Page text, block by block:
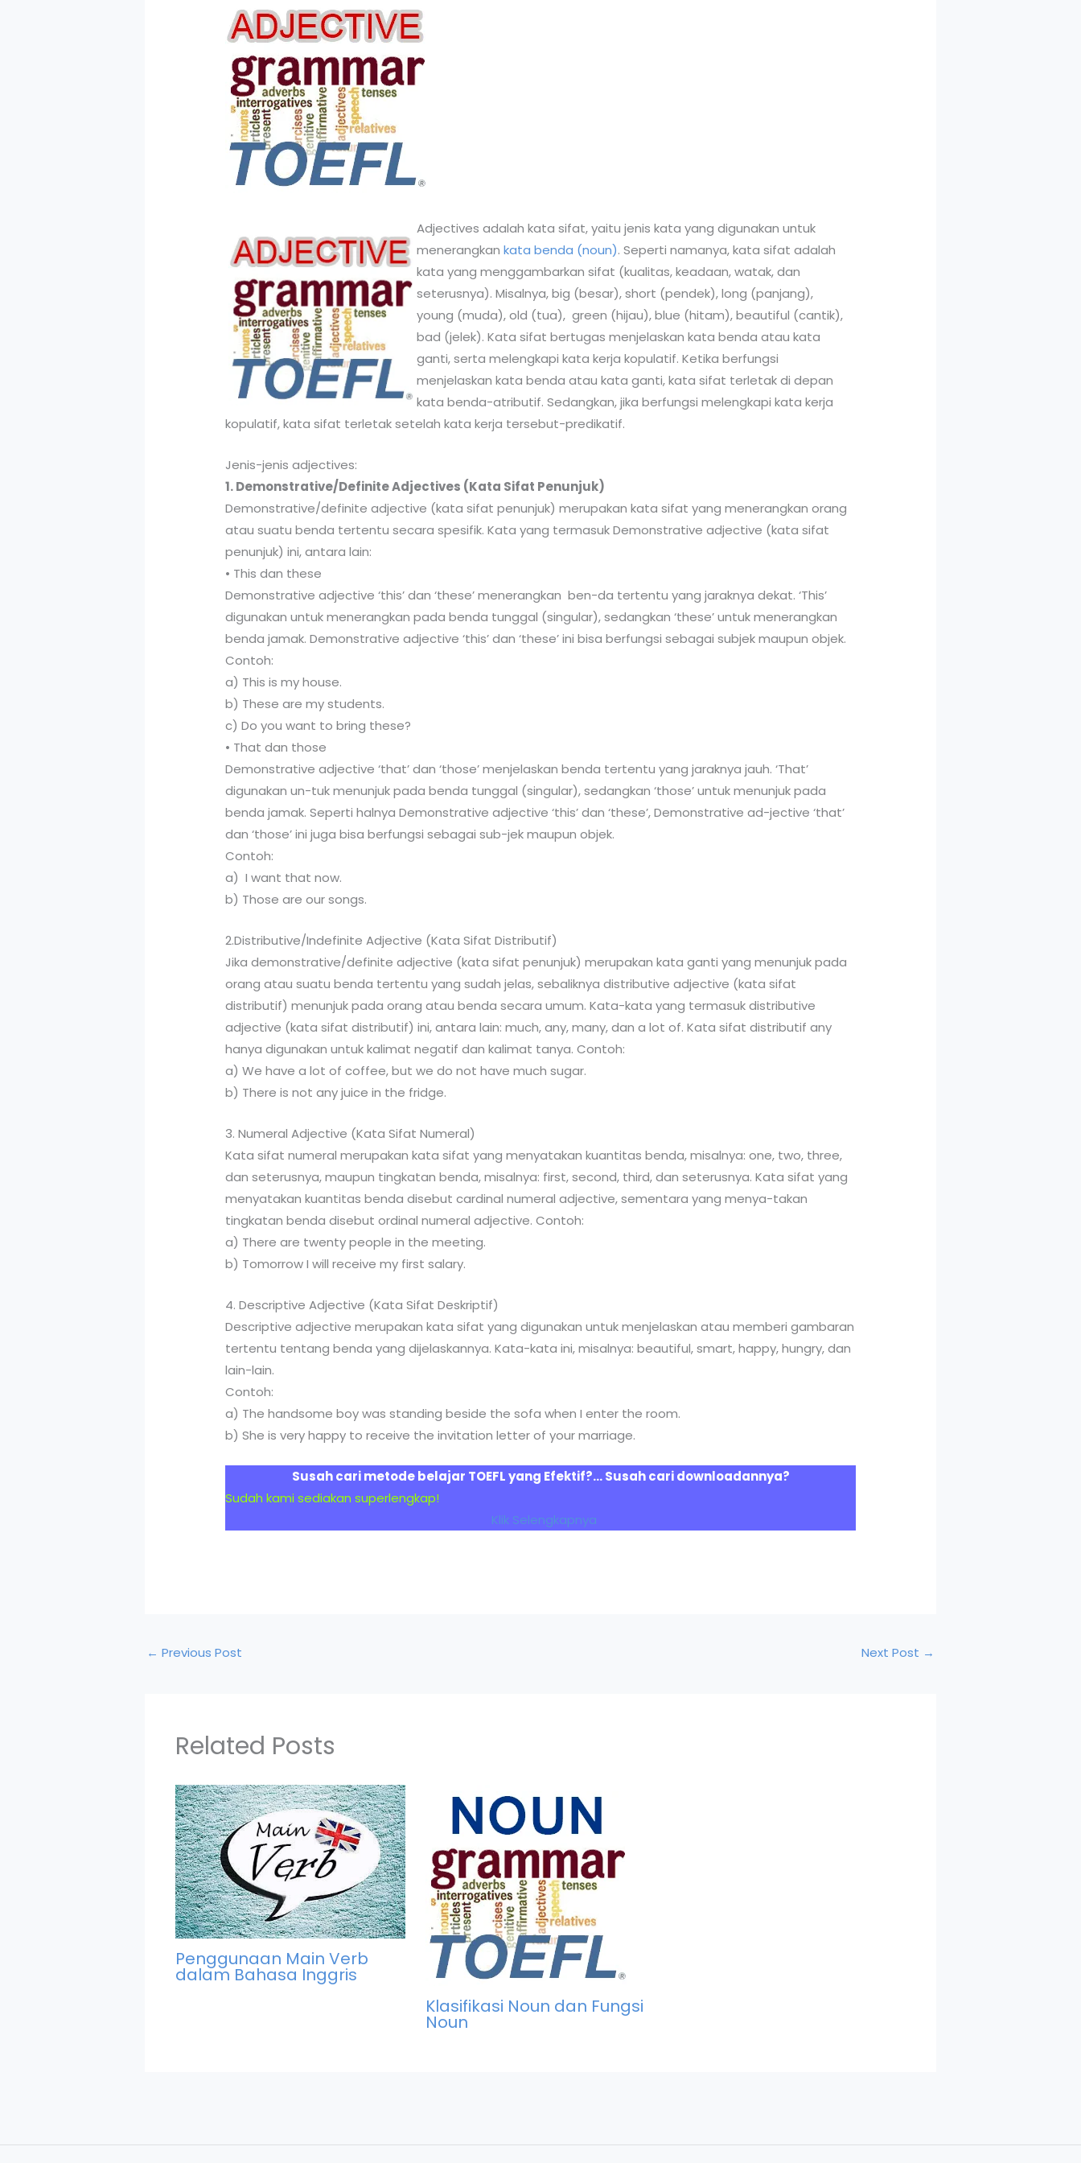
Adjectives adalah kata sifat, yaitu jenis kata yang digunakan untuk
menerangkankata benda (noun). Seperti namanya, kata sifat adalah
kata yang menggambarkan sifat (kualitas, keadaan, watak, dan
seterusnya). Misalnya, big (besar), short (pendek), long (panjang),
young (muda), old (tua), green (hijau), blue (hitam), beautiful (cantik),
bad (jelek). Kata sifat bertugas menjelaskan kata benda atau kata
ganti, serta melengkapi kata kerja kopulatif. Ketika berfungsi
menjelaskan kata benda atau kata ganti, kata sifat terletak di depan
kata benda-atributif. Sedangkan, jika berfungsi melengkapi kata kerja
kopulatif, kata sifat terletak setelah kata kerja tersebut-predikatif.
Jenis-jenis adjectives:
1. Demonstrative/Definite Adjectives (Kata Sifat Penunjuk)
Demonstrative/definite adjective (kata sifat penunjuk) merupakan kata sifat yang menerangkan orang
atau suatu benda tertentu secara spesifik. Kata yang termasuk Demonstrative adjective (kata sifat
penunjuk) ini, antara lain:
• This dan these
Demonstrative adjective ‘this’ dan ‘these’ menerangkan ben-da tertentu yang jaraknya dekat. ‘This’
digunakan untuk menerangkan pada benda tunggal (singular), sedangkan ‘these’ untuk menerangkan
benda jamak. Demonstrative adjective ‘this’ dan ‘these’ ini bisa berfungsi sebagai subjek maupun objek.
Contoh:
a) This is my house.
b) These are my students.
c) Do you want to bring these?
• That dan those
Demonstrative adjective ‘that’ dan ‘those’ menjelaskan benda tertentu yang jaraknya jauh. ‘That’
digunakan un-tuk menunjuk pada benda tunggal (singular), sedangkan ‘those’ untuk menunjuk pada
benda jamak. Seperti halnya Demonstrative adjective ‘this’ dan ‘these’, Demonstrative ad-jective ‘that’
dan ‘those’ ini juga bisa berfungsi sebagai sub-jek maupun objek.
Contoh:
a) I want that now.
b) Those are our songs.
2.Distributive/Indefinite Adjective (Kata Sifat Distributif)
Jika demonstrative/definite adjective (kata sifat penunjuk) merupakan kata ganti yang menunjuk pada
orang atau suatu benda tertentu yang sudah jelas, sebaliknya distributive adjective (kata sifat
distributif) menunjuk pada orang atau benda secara umum. Kata-kata yang termasuk distributive
adjective (kata sifat distributif) ini, antara lain: much, any, many, dan a lot of. Kata sifat distributif any
hanya digunakan untuk kalimat negatif dan kalimat tanya. Contoh:
a) We have a lot of coffee, but we do not have much sugar.
b) There is not any juice in the fridge.
3. Numeral Adjective (Kata Sifat Numeral)
Kata sifat numeral merupakan kata sifat yang menyatakan kuantitas benda, misalnya: one, two, three,
dan seterusnya, maupun tingkatan benda, misalnya: first, second, third, dan seterusnya. Kata sifat yang
menyatakan kuantitas benda disebut cardinal numeral adjective, sementara yang menya-takan
tingkatan benda disebut ordinal numeral adjective. Contoh:
a) There are twenty people in the meeting.
b) Tomorrow I will receive my first salary.
4. Descriptive Adjective (Kata Sifat Deskriptif)
Descriptive adjective merupakan kata sifat yang digunakan untuk menjelaskan atau memberi gambaran
tertentu tentang benda yang dijelaskannya. Kata-kata ini, misalnya: beautiful, smart, happy, hungry, dan
lain-lain.
Contoh:
a) The handsome boy was standing beside the sofa when I enter the room.
b) She is very happy to receive the invitation letter of your marriage.
Susah cari metode belajar TOEFL yang Efektif?… Susah cari downloadannya?
Sudah kami sediakan superlengkap!
Klik Selengkapnya
← Previous Post Next Post →
Related Posts
Penggunaan Main Verb
dalam Bahasa Inggris
Klasifikasi Noun dan Fungsi
Noun